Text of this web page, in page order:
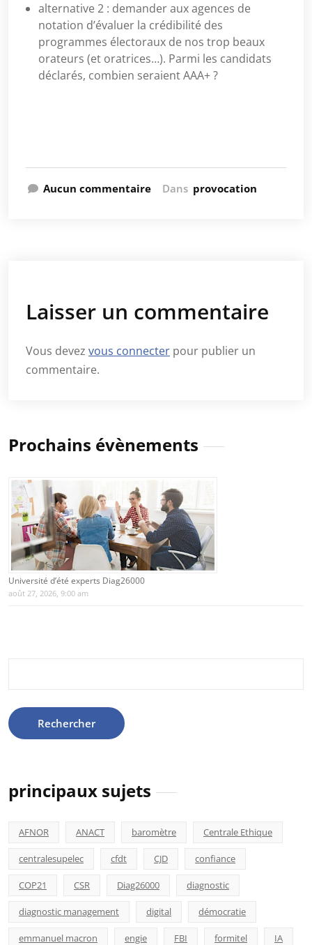
alternative 2 : demander aux agences de
notation d’évaluer la crédibilité des
programmes électoraux de nos trop beaux
orateurs (et oratrices…). Parmi les candidats
déclarés, combien seraient AAA+ ?
Aucun commentaire Dans provocation
Laisser un commentaire
Vous devez vous connecter pour publier un
commentaire.
Prochains évènements
Université d’été experts Diag26000
août 27, 2026, 9:00 am
principaux sujets
AFNOR ANACT baromètre Centrale Ethique
centralesupelec cfdt CJD confiance
COP21 CSR Diag26000 diagnostic
diagnostic management digital démocratie
emmanuel macron engie FBI formitel IA